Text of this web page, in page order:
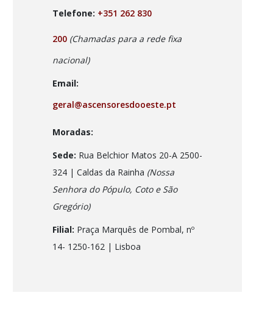
Telefone: +351 262 830
200 (Chamadas para a rede fixa
nacional)
Email:
geral@ascensoresdooeste.pt
Moradas:
Sede: Rua Belchior Matos 20-A 2500-
324 | Caldas da Rainha (Nossa
Senhora do Pópulo, Coto e São
Gregório)
Filial: Praça Marquês de Pombal, nº
14- 1250-162 | Lisboa